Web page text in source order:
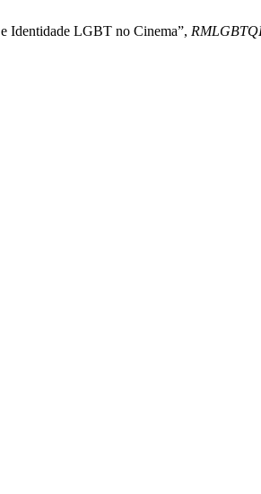
Identidade LGBT no Cinema”,